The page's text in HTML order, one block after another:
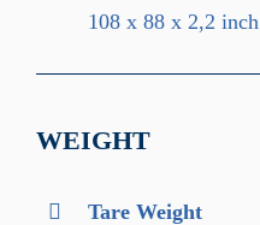
108 x 88 x 2,2 inch
WEIGHT
Tare Weight